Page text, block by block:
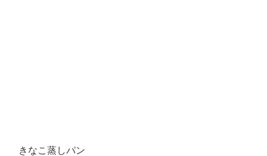
きなこ蒸しパン